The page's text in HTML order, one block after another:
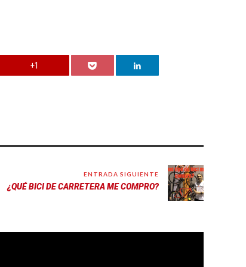
+1
ENTRADA SIGUIENTE
¿QUÉ BICI DE CARRETERA ME COMPRO?